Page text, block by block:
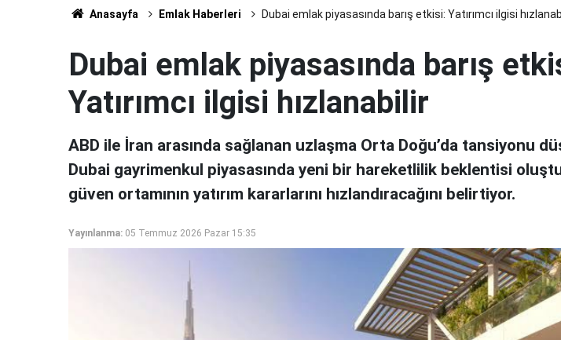
Anasayfa Emlak Haberleri Dubai emlak piyasasında barış etkisi: Yatırımcı ilgisi
Dubai emlak piyasasında barış
Yatırımcı ilgisi hızlanabilir
ABD ile İran arasında sağlanan uzlaşma Orta Doğu’da tansiyonu
Dubai gayrimenkul piyasasında yeni bir hareketlilik beklentisi
güven ortamının yatırım kararlarını hızlandıracağını belirtiyor.
Yayınlanma: 05 Temmuz 2026 Pazar 15:35